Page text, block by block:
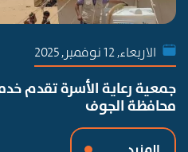
الاربعاء, 12 نوفمبر, 2025
جمعية رعاية الأسرة تقدم
محافظة الجوف